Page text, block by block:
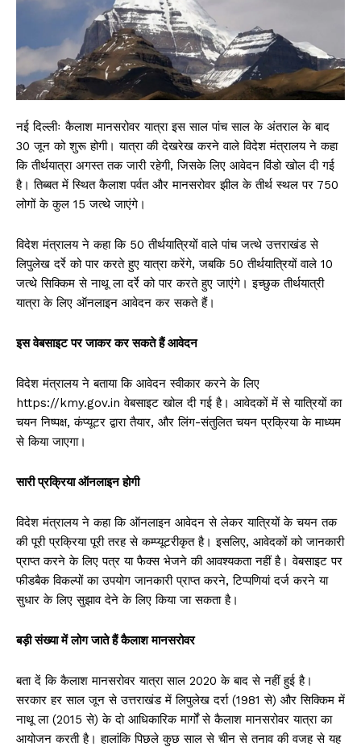
नई दिल्लीः कैलाश मानसरोवर यात्रा इस साल पांच साल के अंतराल के बाद
30 जून को शुरू होगी। यात्रा की देखरेख करने वाले विदेश मंत्रालय ने कहा
कि तीर्थयात्रा अगस्त तक जारी रहेगी, जिसके लिए आवेदन विंडो खोल दी गई
है। तिब्बत में स्थित कैलाश पर्वत और मानसरोवर झील के तीर्थ स्थल पर 750
लोगों के कुल 15 जत्थे जाएंगे।
विदेश मंत्रालय ने कहा कि 50 तीर्थयात्रियों वाले पांच जत्थे उत्तराखंड से
लिपुलेख दर्रे को पार करते हुए यात्रा करेंगे, जबकि 50 तीर्थयात्रियों वाले 10
जत्थे सिक्किम से नाथू ला दर्रे को पार करते हुए जाएंगे। इच्छुक तीर्थयात्री
यात्रा के लिए ऑनलाइन आवेदन कर सकते हैं।
इस वेबसाइट पर जाकर कर सकते हैं आवेदन
विदेश मंत्रालय ने बताया कि आवेदन स्वीकार करने के लिए
https://kmy.gov.in वेबसाइट खोल दी गई है। आवेदकों में से यात्रियों का
चयन निष्पक्ष, कंप्यूटर द्वारा तैयार, और लिंग-संतुलित चयन प्रक्रिया के माध्यम
से किया जाएगा।
सारी प्रक्रिया ऑनलाइन होगी
विदेश मंत्रालय ने कहा कि ऑनलाइन आवेदन से लेकर यात्रियों के चयन तक
की पूरी प्रक्रिया पूरी तरह से कम्प्यूटरीकृत है। इसलिए, आवेदकों को जानकारी
प्राप्त करने के लिए पत्र या फैक्स भेजने की आवश्यकता नहीं है। वेबसाइट पर
फीडबैक विकल्पों का उपयोग जानकारी प्राप्त करने, टिप्पणियां दर्ज करने या
सुधार के लिए सुझाव देने के लिए किया जा सकता है।
बड़ी संख्या में लोग जाते हैं कैलाश मानसरोवर
बता दें कि कैलाश मानसरोवर यात्रा साल 2020 के बाद से नहीं हुई है।
सरकार हर साल जून से उत्तराखंड में लिपुलेख दर्रा (1981 से) और सिक्किम में
नाथू ला (2015 से) के दो आधिकारिक मार्गों से कैलाश मानसरोवर यात्रा का
आयोजन करती है। हालांकि पिछले कुछ साल से चीन से तनाव की वजह से यह